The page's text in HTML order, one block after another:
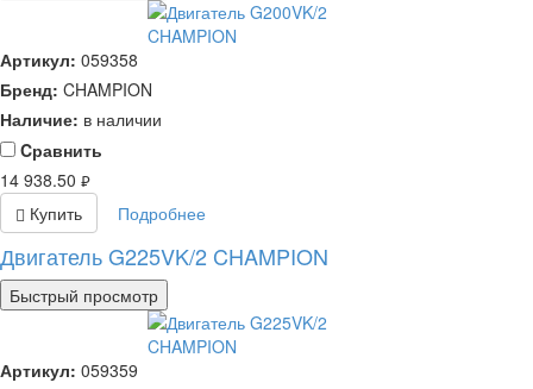
Артикул: 059358
Бренд: CHAMPION
Наличие: в наличии
Cравнить
14 938.50 руб.
Купить Подробнее
Двигатель G225VK/2 CHAMPION
Быстрый просмотр
Артикул: 059359